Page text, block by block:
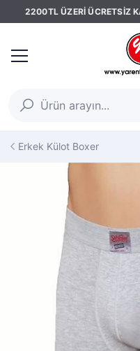
2200TL ÜZERİ ÜCRETSİZ
Erkek Külot Boxer